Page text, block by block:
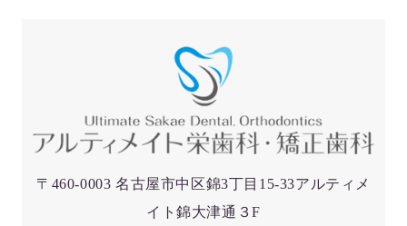
〒460-0003 名古屋市中区錦3丁目15-33アルティメ
イト錦大津通３F